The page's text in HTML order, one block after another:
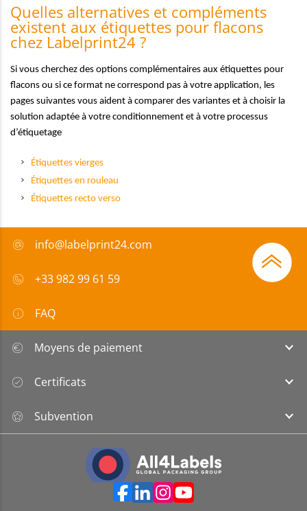
Quelles alternatives et compléments
existent aux étiquettes pour flacons
chez Labelprint24 ?
Si vous cherchez des options complémentaires aux étiquettes pour
flacons ou si ce format ne correspond pas à votre application, les
pages suivantes vous aident à comparer des variantes et à choisir la
solution adaptée à votre conditionnement et à votre processus
d’étiquetage
Étiquettes vierges
Étiquettes en rouleau
Étiquettes recto verso
info@labelprint24.com
+33 982 99 61 59
FAQ
Moyens de paiement
Certificats
Subvention